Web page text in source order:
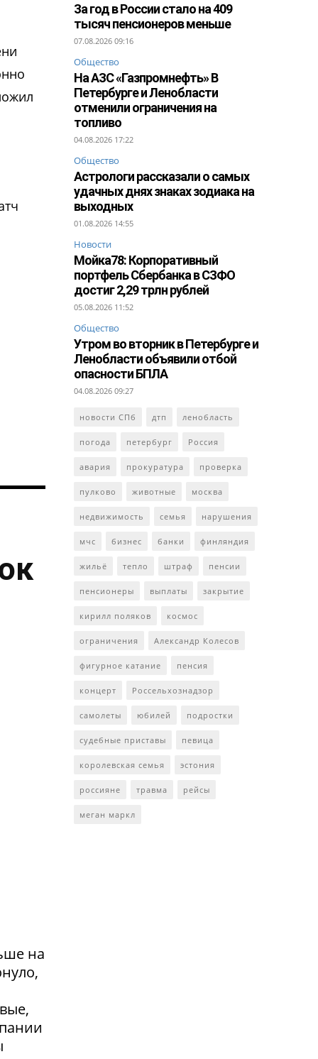
на
За год в России стало на 409
тысяч пенсионеров меньше
07.08.2026 09:16
Общество
На АЗС «Газпромнефть» В
Петербурге и Ленобласти
отменили ограничения на
топливо
04.08.2026 17:22
Общество
Астрологи рассказали о самых
удачных днях знаках зодиака на
выходных
01.08.2026 14:55
Новости
Мойка78: Корпоративный
портфель Сбербанка в СЗФО
достиг 2,29 трлн рублей
05.08.2026 11:52
Общество
Утром во вторник в Петербурге и
Ленобласти объявили отбой
опасности БПЛА
04.08.2026 09:27
новости СПб дтп ленобласть
погода петербург Россия
авария прокуратура проверка
пулково животные москва
недвижимость семья нарушения
мчс бизнес банки финляндия
жильё тепло штраф пенсии
пенсионеры выплаты закрытие
кирилл поляков космос
ограничения Александр Колесов
фигурное катание пенсия
концерт Россельхознадзор
самолеты юбилей подростки
судебные приставы певица
королевская семья эстония
россияне травма рейсы
меган маркл